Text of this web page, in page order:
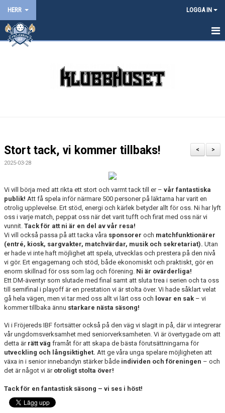
HERR LOGGA IN
BILDGALLERI
KONTAKT
>
<
Stort tack, vi kommer tillbaks!
2025-03-28
Vi vill börja med att rikta ett stort och varmt tack till er – vår fantastiska
publik! Att få spela inför närmare 500 personer på läktarna har varit en
otrolig upplevelse. Ert stöd, energi och kärlek betyder allt för oss. Ni har lyft
oss i varje match, peppat oss när det varit tufft och firat med oss när vi
vunnit. Tack för att ni är en del av vår resa!
Vi vill också passa på att tacka våra sponsorer och matchfunktionärer
(entré, kiosk, sargvakter, matchvärdar, musik och sekretariat). Utan
er hade vi inte haft möjlighet att spela, utvecklas och prestera på den nivå
vi gör. Ert engagemang och stöd, både ekonomiskt och praktiskt, gör en
enorm skillnad för oss som lag och förening. Ni är ovärderliga!
Ett DM-äventyr som slutade med final samt att sluta trea i serien och ta oss
till semifinal i playoff är en prestation vi är stolta över. Vi hade såklart velat
gå hela vägen, men vi tar med oss allt vi lärt oss och lovar en sak – vi
kommer tillbaka ännu starkare nästa säsong!
Vi i Fröjereds IBF fortsätter också på den väg vi slagit in på, där vi integrerar
vår ungdomsverksamhet med seniorverksamheten. Vi är övertygade om att
detta är rätt väg framåt för att skapa de bästa förutsättningarna för
utveckling och långsiktighet. Att ge våra unga spelare möjligheten att
växa in i senior innebandyn stärker både individen och föreningen – och
det är något vi är otroligt stolta över!
Tack för en fantastisk säsong – vi ses i höst!